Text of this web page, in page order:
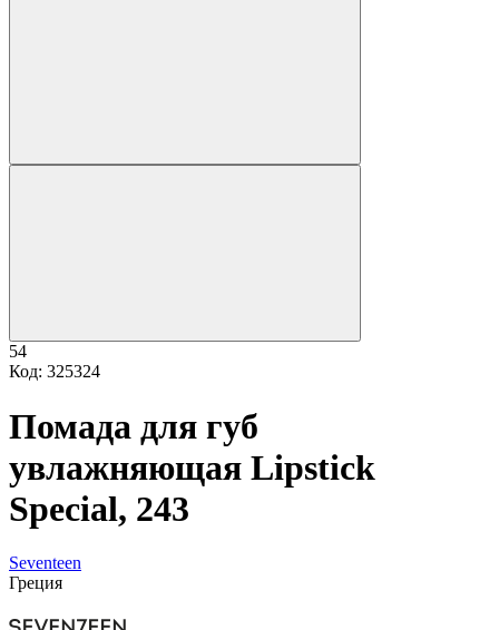
54
Код: 325324
Помада для губ
увлажняющая Lipstick
Special, 243
Seventeen
Греция